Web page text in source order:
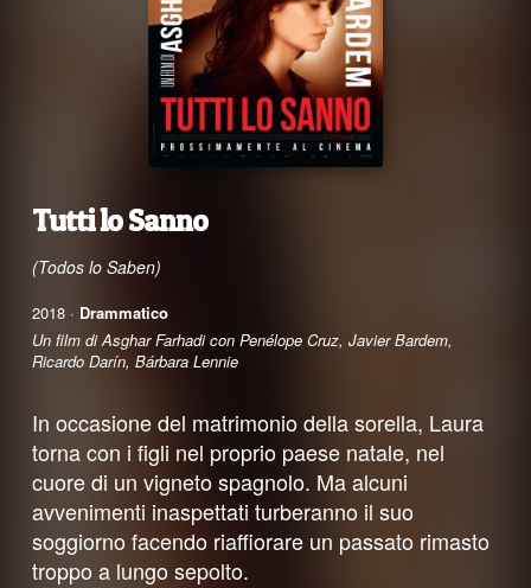
Tutti lo Sanno
(Todos lo Saben)
2018 · Drammatico
Un film di Asghar Farhadi con Penélope Cruz, Javier Bardem,
Ricardo Darín, Bárbara Lennie
In occasione del matrimonio della sorella, Laura
torna con i figli nel proprio paese natale, nel
cuore di un vigneto spagnolo. Ma alcuni
avvenimenti inaspettati turberanno il suo
soggiorno facendo riaffiorare un passato rimasto
troppo a lungo sepolto.